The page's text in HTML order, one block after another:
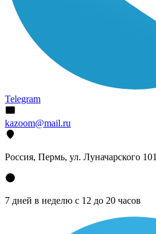
Telegram
kazoom@mail.ru
Россия, Пермь, ул. Луначарского 101
7 дней в неделю с 12 до 20 часов